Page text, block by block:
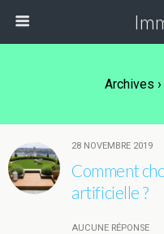
Archives
28 NOVEMBRE 2019
Comment
artificielle ?
AUCUNE RÉPONSE